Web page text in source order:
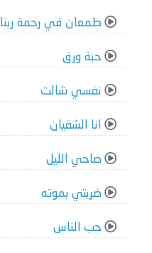
طمعان في رحمة ربنا
حبة ورق
نفسي شالت
انا الشقيان
صاحي الليل
ضربتي بموته
حب الناس